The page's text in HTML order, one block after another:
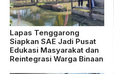
Lapas Tenggarong
Siapkan SAE Jadi Pusat
Edukasi Masyarakat dan
Reintegrasi Warga Binaan